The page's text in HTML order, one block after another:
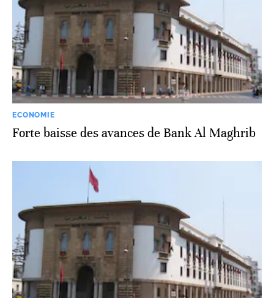
ECONOMIE
Forte baisse des avances de Bank Al Maghrib